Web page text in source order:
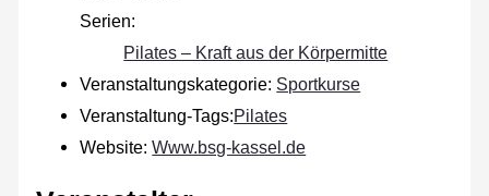
Serien:
Pilates – Kraft aus der Körpermitte
Veranstaltungskategorie: Sportkurse
Veranstaltung-Tags:Pilates
Website: Www.bsg-kassel.de